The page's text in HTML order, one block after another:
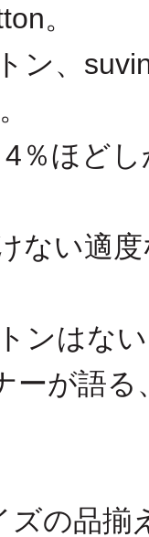
。
ン、
％ほど
ない適
ンはな
ーが語
ズの品揃